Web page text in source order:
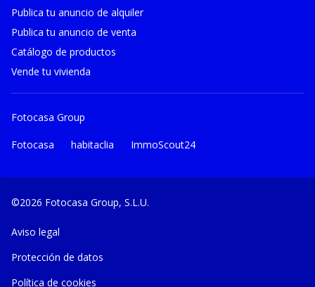
Publica tu anuncio de alquiler
Publica tu anuncio de venta
Catálogo de productos
Vende tu vivienda
Fotocasa Group
Fotocasa habitaclia ImmoScout24
©2026 Fotocasa Group, S.L.U.
Aviso legal
Protección de datos
Política de cookies